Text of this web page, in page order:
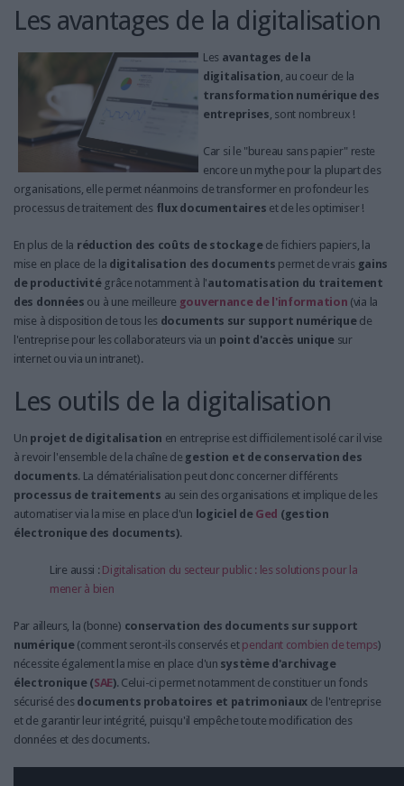
Les avantages de la digitalisation
Les avantages de la
digitalisation, au coeur de la
transformation numérique des
entreprises, sont nombreux !
Car si le "bureau sans papier" reste
encore un mythe pour la plupart des
organisations, elle permet néanmoins de transformer en profondeur les
processus de traitement des flux documentaires et de les optimiser !
En plus de la réduction des coûts de stockage de fichiers papiers, la
mise en place de la digitalisation des documents permet de vrais gains
de productivitégrâce notamment à l'automatisation du traitement
des données ou à une meilleure gouvernance de l'information (via la
mise à disposition de tous les documents sur support numériquede
l'entreprise pour les collaborateurs via un point d'accès uniquesur
internet ou via un intranet).
Les outils de la digitalisation
Un projet de digitalisation en entreprise est difficilement isolé car il vise
à revoir l'ensemble de la chaîne de gestion et de conservation des
documents. La dématérialisation peut donc concerner différents
processus de traitements au sein des organisations et implique de les
automatiser via la mise en place d'un logiciel de Ged (gestion
électronique des documents).
Lire aussi : Digitalisation du secteur public : les solutions pour la
mener à bien
Par ailleurs, la (bonne) conservation des documents sur support
numérique(comment seront-ils conservés et pendant combien de temps)
nécessite également la mise en place d'un système d'archivage
électronique (SAE). Celui-ci permet notamment de constituer un fonds
sécurisé des documents probatoires et patrimoniaux de l'entreprise
et de garantir leur intégrité, puisqu'il empêche toute modification des
données et des documents.